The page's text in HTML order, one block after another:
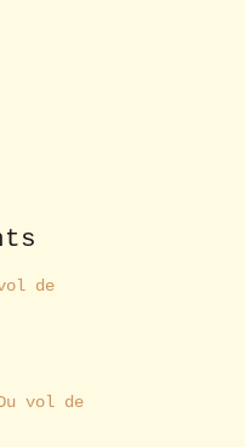
de
vol de